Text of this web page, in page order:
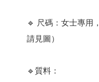
🔹 尺碼：女士專用
請見圖）
🔹質料：